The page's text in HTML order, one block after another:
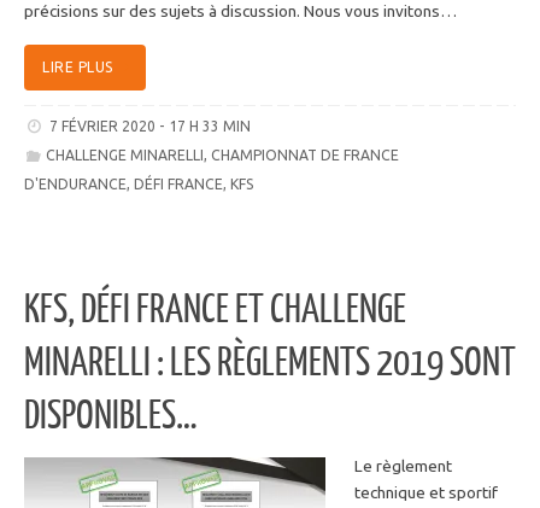
précisions sur des sujets à discussion. Nous vous invitons…
LIRE PLUS
7 FÉVRIER 2020 - 17 H 33 MIN
CHALLENGE MINARELLI, CHAMPIONNAT DE FRANCE
D'ENDURANCE, DÉFI FRANCE, KFS
KFS, DÉFI FRANCE ET CHALLENGE
MINARELLI : LES RÈGLEMENTS 2019 SONT
DISPONIBLES…
Le règlement
technique et sportif